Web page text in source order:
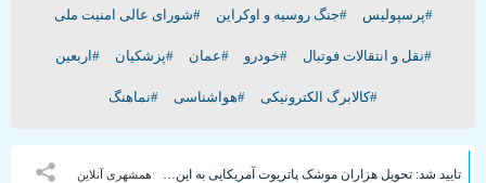
#پرسپولیس #جنگ روسیه و اوکراین #شورای عالی امنیت ملی
#نقل و انتقالات فوتبال #خودرو #عمان #پزشکیان #اربعین
#کالابرگ الکترونیکی #هواشناسی #نماهنگ
همشهری آنلاین تایید شد: تحویل هزاران موشک پاتریوت آمریکایی به این همسایگان ایران